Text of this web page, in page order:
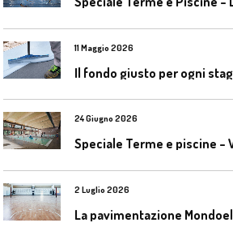
11 Maggio 2026
24 Giugno 2026
2 Luglio 2026